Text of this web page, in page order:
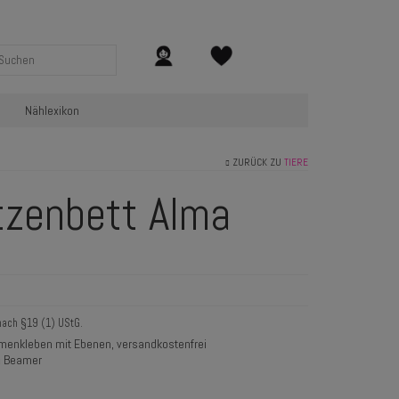
Nählexikon
ZURÜCK ZU TIERE
Alma
§19 (1) UStG.
mit Ebenen, versandkostenfrei